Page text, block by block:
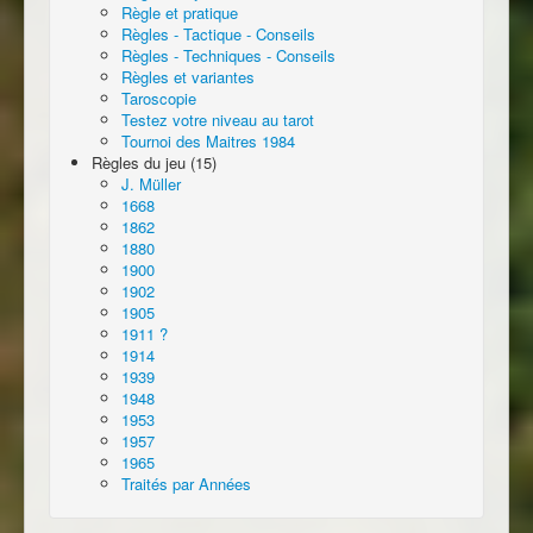
Règle et pratique
Règles - Tactique - Conseils
Règles - Techniques - Conseils
Règles et variantes
Taroscopie
Testez votre niveau au tarot
Tournoi des Maitres 1984
Règles du jeu (15)
J. Müller
1668
1862
1880
1900
1902
1905
1911 ?
1914
1939
1948
1953
1957
1965
Traités par Années